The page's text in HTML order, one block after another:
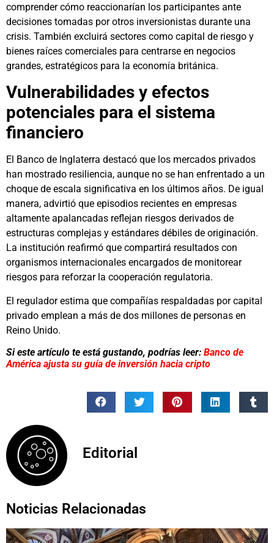
comprender cómo reaccionarían los participantes ante
decisiones tomadas por otros inversionistas durante una
crisis. También excluirá sectores como capital de riesgo y
bienes raíces comerciales para centrarse en negocios
grandes, estratégicos para la economía británica.
Vulnerabilidades y efectos
potenciales para el sistema
financiero
El Banco de Inglaterra destacó que los mercados privados
han mostrado resiliencia, aunque no se han enfrentado a un
choque de escala significativa en los últimos años. De igual
manera, advirtió que episodios recientes en empresas
altamente apalancadas reflejan riesgos derivados de
estructuras complejas y estándares débiles de originación.
La institución reafirmó que compartirá resultados con
organismos internacionales encargados de monitorear
riesgos para reforzar la cooperación regulatoria.
El regulador estima que compañías respaldadas por capital
privado emplean a más de dos millones de personas en
Reino Unido.
Si este artículo te está gustando, podrías leer: Banco de
América ajusta su guía de inversión hacia cripto
Editorial
Noticias Relacionadas